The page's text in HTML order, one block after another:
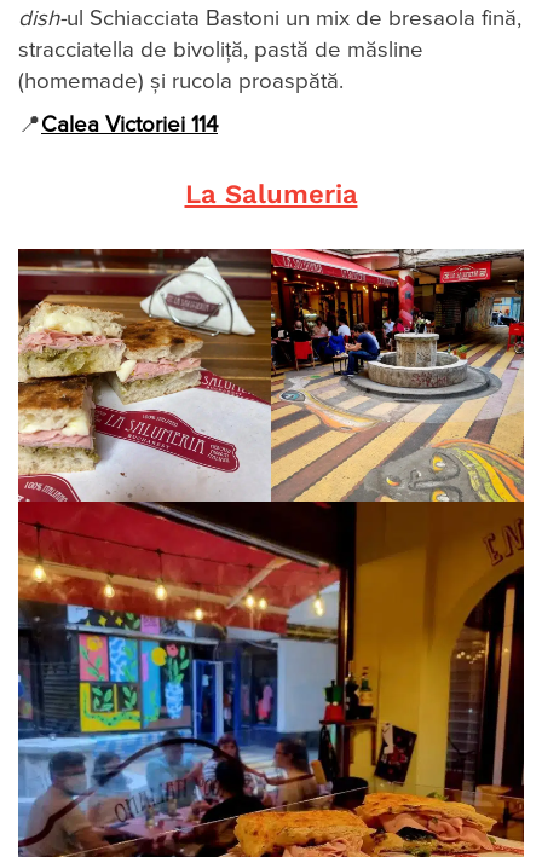
dish-ul Schiacciata Bastoni un mix de bresaola fină,
stracciatella de bivoliță, pastă de măsline
(homemade) și rucola proaspătă.
📍Calea Victoriei 114
La Salumeria